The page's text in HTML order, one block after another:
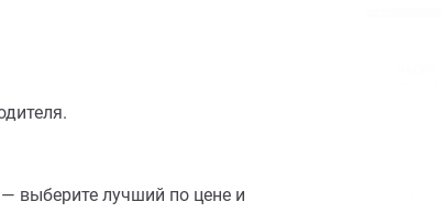
выберите лучший по цене и